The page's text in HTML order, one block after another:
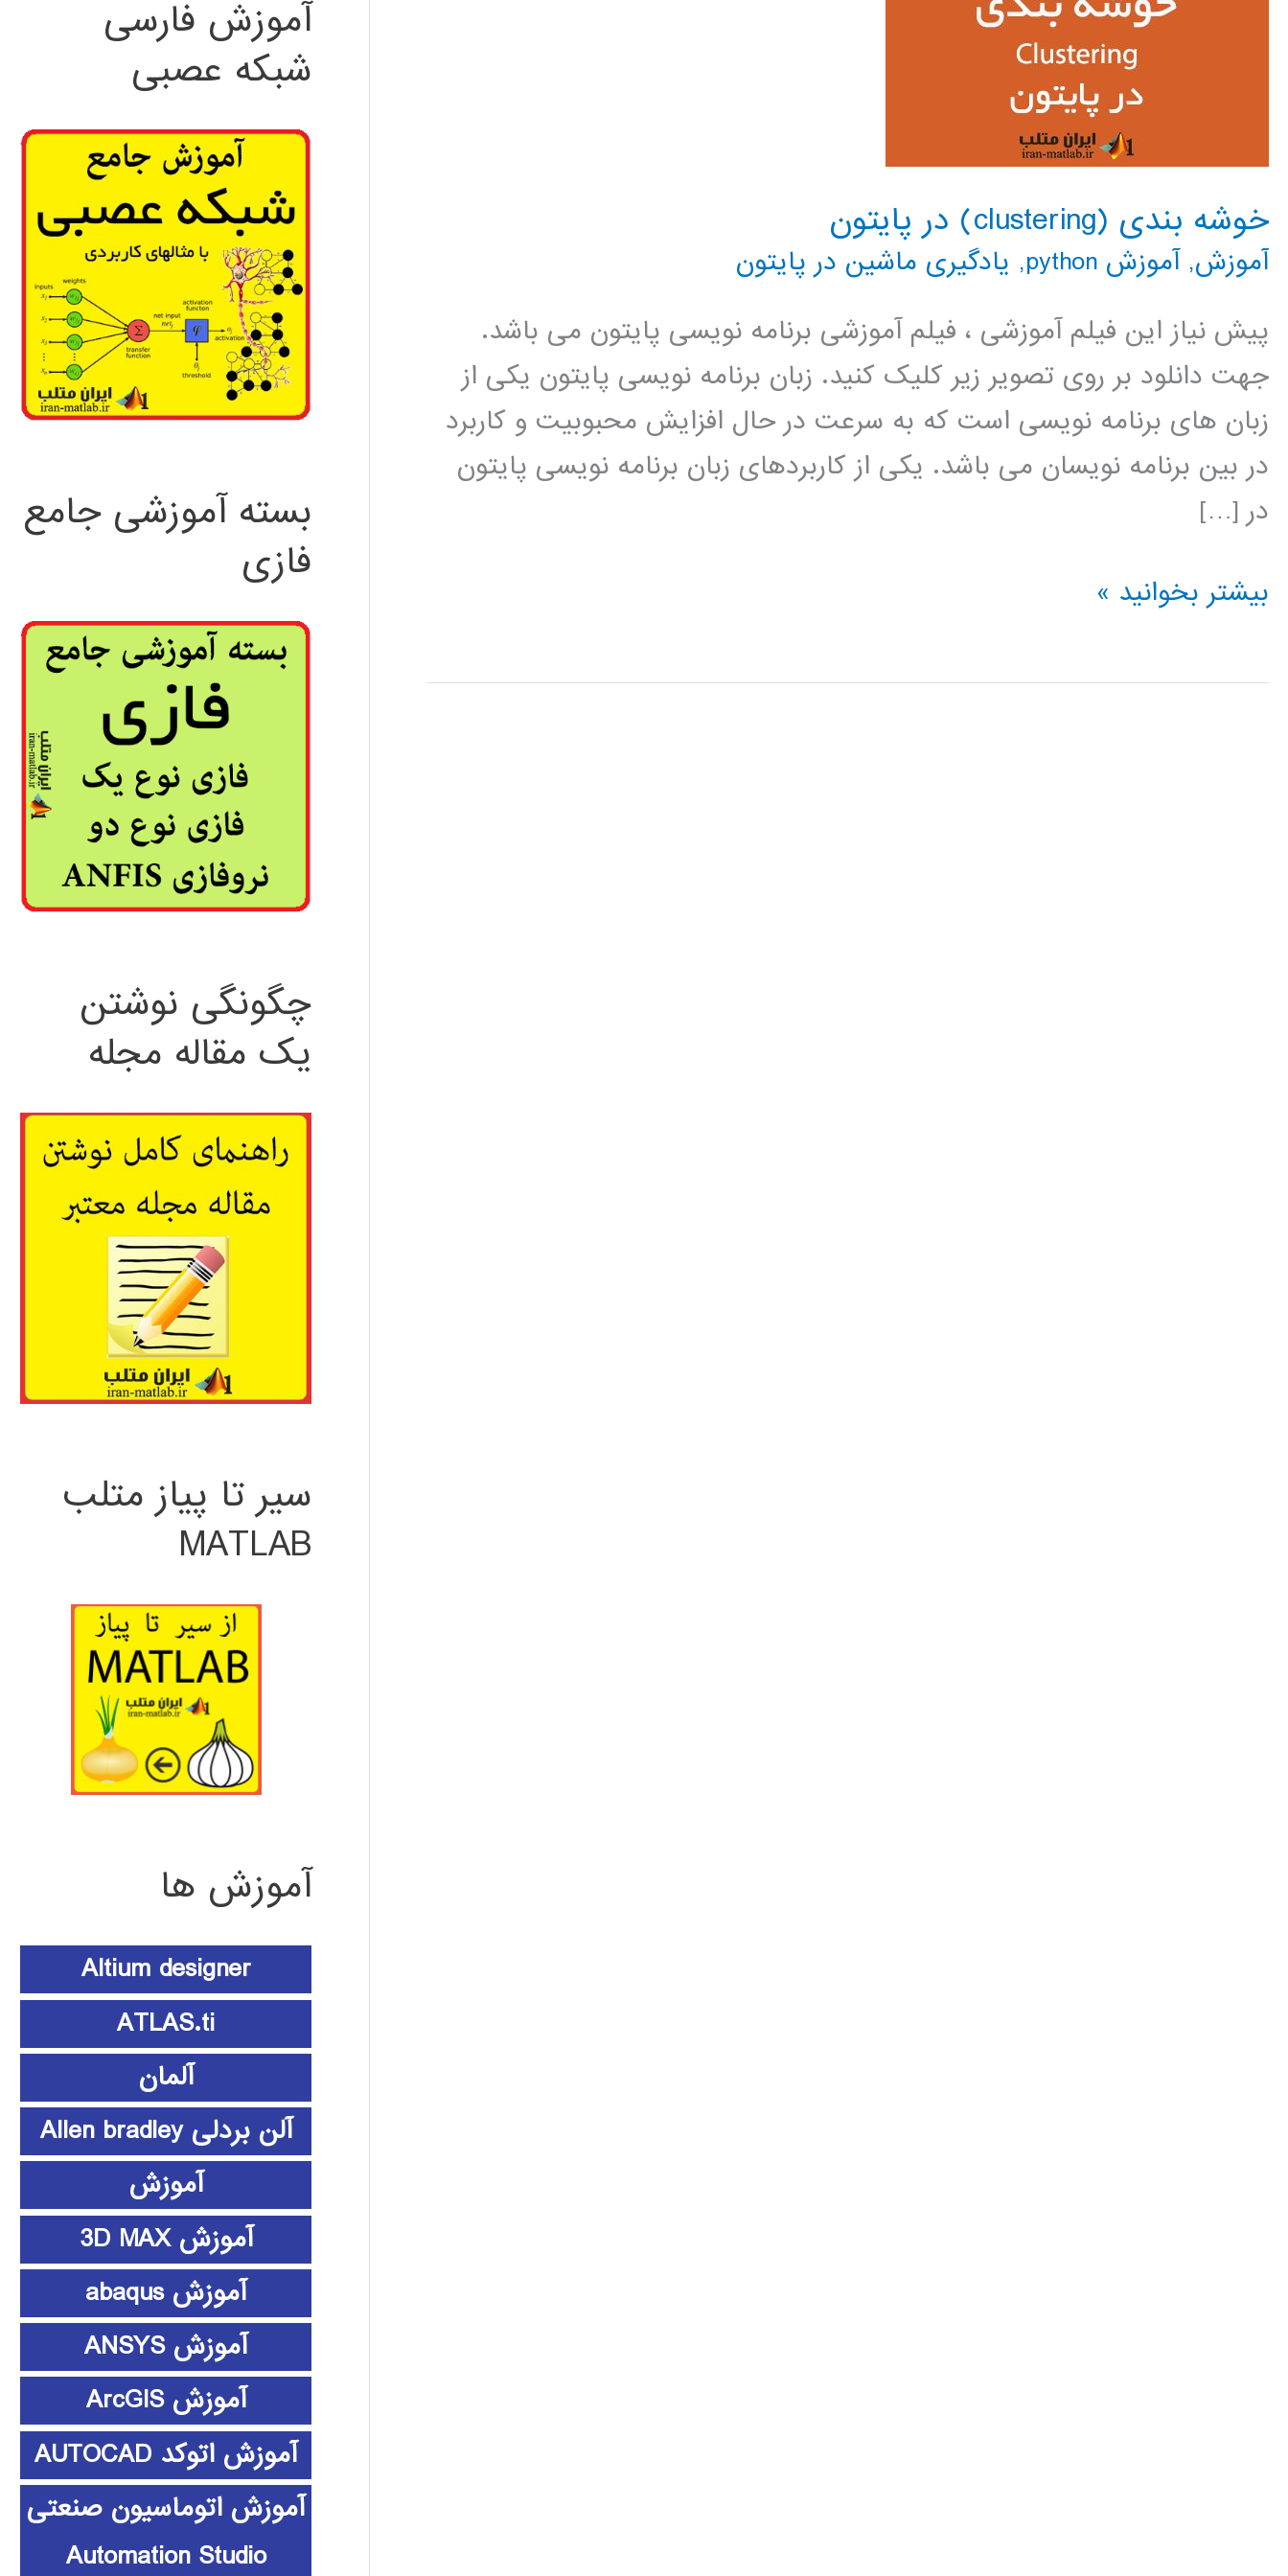
خوشه بندی (clustering) در پایتون
آموزش,آموزش python , یادگیری ماشین در پایتون
پیش نیاز این فیلم آموزشی ، فیلم آموزشی برنامه نویسی پایتون می باشد.
جهت دانلود بر روی تصویر زیر کلیک کنید. زبان برنامه نویسی پایتون یکی از
زبان های برنامه نویسی است که به سرعت در حال افزایش محبوبیت و کاربرد
در بین برنامه نویسان می باشد. یکی از کاربردهای زبان برنامه نویسی پایتون
در […]
خوشه
(clustering)
بیشتر بخوانید »
آموزش فارسی
شبکه عصبی
بسته آموزشی جامع
فازی
چگونگی نوشتن
یک مقاله مجله
سیر تا پیاز متلب
MATLAB
آموزش ها
Altium designer
ATLAS.ti
آلمان
آلن بردلی Allen bradley
آموزش
آموزش 3D MAX
آموزش abaqus
آموزش ANSYS
آموزش ArcGIS
آموزش اتوکد AUTOCAD
آموزش اتوماسیون صنعتی
Automation Studio